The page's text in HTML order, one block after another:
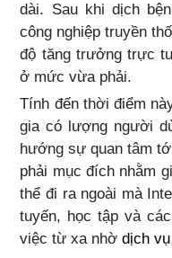
dài. Sau khi dịch
công nghiệp truyền
độ tăng trưởng trực
ở mức vừa phải.
Tính đến thời điểm
gia có lượng người
hướng sự quan tâm
phải mục đích nhằm
thể đi ra ngoài mà
tuyến, học tập và
việc từ xa nhờdịch